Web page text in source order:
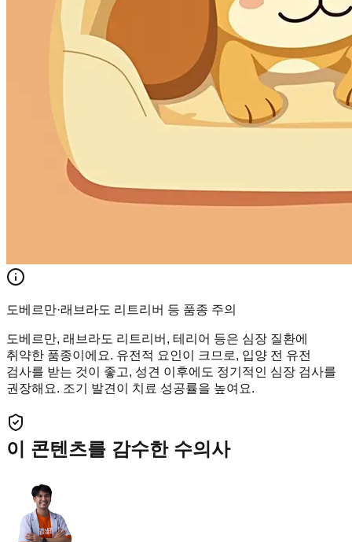
도베르만·래브라도 리트리버 등 품종 주의
도베르만, 래브라도 리트리버, 테리어 등은 심장 질환에
취약한 품종이에요. 유전적 요인이 크므로, 입양 전 유전
검사를 받는 것이 좋고, 성견 이후에도 정기적인 심장 검사를
권장해요. 조기 발견이 치료 성공률을 높여요.
이 콘텐츠를 감수한 수의사